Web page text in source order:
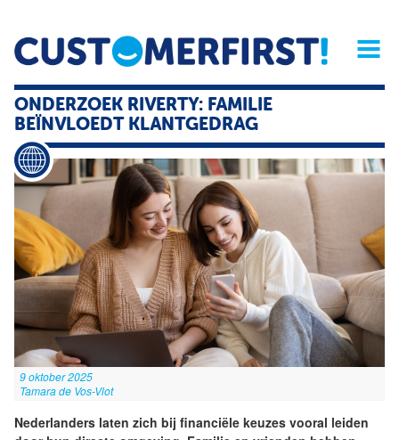
Home Opinie Archief
Magazine
Service
Buyers'Guide
ONDERZOEK RIVERTY: FAMILIE
BEÏNVLOEDT KLANTGEDRAG
9 oktober 2025
Tamara de Vos-Vlot
Nederlanders laten zich bij financiële keuzes vooral leiden